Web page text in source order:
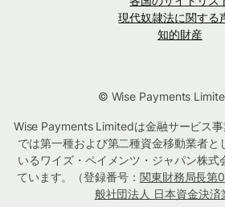
現代奴隷法に関する
知的財産
© Wise Payments
Wise Payments Limitedは金融サービス
では第一種および第二種資金移動業者と
いるワイズ・ペイメンツ・ジャパン株式
ています。（登録番号： 関東財務局長第
般社団法人 日本資金決済